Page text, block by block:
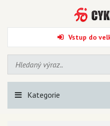
Vstup do
Kategorie